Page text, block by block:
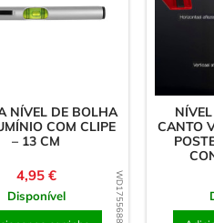
WD1755688938
NÍVEL DE BOLHA
COM CLIPE
– 13 CM
Preço
4,95 €
Disponível
CANTO